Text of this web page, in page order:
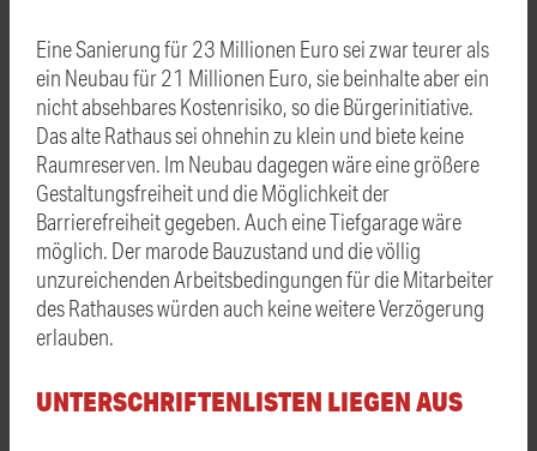
Eine Sanierung für 23 Millionen Euro sei zwar teurer als
ein Neubau für 21 Millionen Euro, sie beinhalte aber ein
nicht absehbares Kostenrisiko, so die Bürgerinitiative.
Das alte Rathaus sei ohnehin zu klein und biete keine
Raumreserven. Im Neubau dagegen wäre eine größere
Gestaltungsfreiheit und die Möglichkeit der
Barrierefreiheit gegeben. Auch eine Tiefgarage wäre
möglich. Der marode Bauzustand und die völlig
unzureichenden Arbeitsbedingungen für die Mitarbeiter
des Rathauses würden auch keine weitere Verzögerung
erlauben.
UNTERSCHRIFTENLISTEN LIEGEN AUS